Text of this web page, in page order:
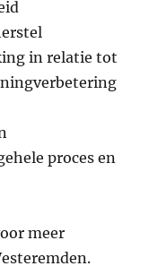
in relatie tot
proces en
meer